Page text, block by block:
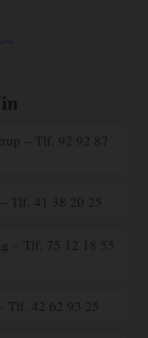
– Tlf. 92 92 87
Tlf. 41 38 20 25
– Tlf. 75 12 18 55
Tlf. 42 62 93 25